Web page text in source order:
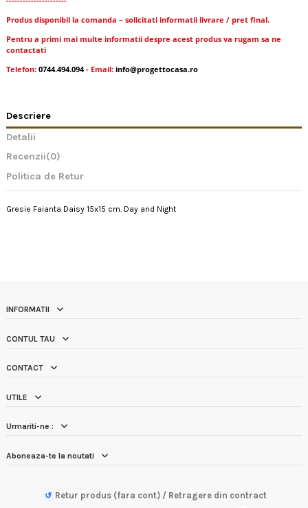
Produs disponibil la comanda – solicitati informatii livrare / pret final.
Pentru a primi mai multe informatii despre acest produs va rugam sa ne
contactati
Telefon: 0744.494.094- Email: info@progettocasa.ro
Descriere
Detalii
Recenzii(0)
Politica de Retur
Gresie Faianta Daisy 15x15 cm. Day and Night
INFORMATII
CONTUL TAU
CONTACT
UTILE
↺ Retur produs (fara cont) / Retragere din contract
Urmariti-ne :
Aboneaza-te la noutati